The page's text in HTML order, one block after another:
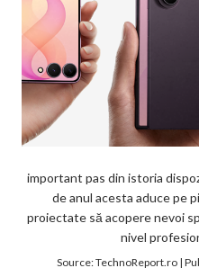
important pas din istoria
de anul acesta aduce pe
proiectate să acopere nevoi
nivel
Source:TechnoReport.ro|